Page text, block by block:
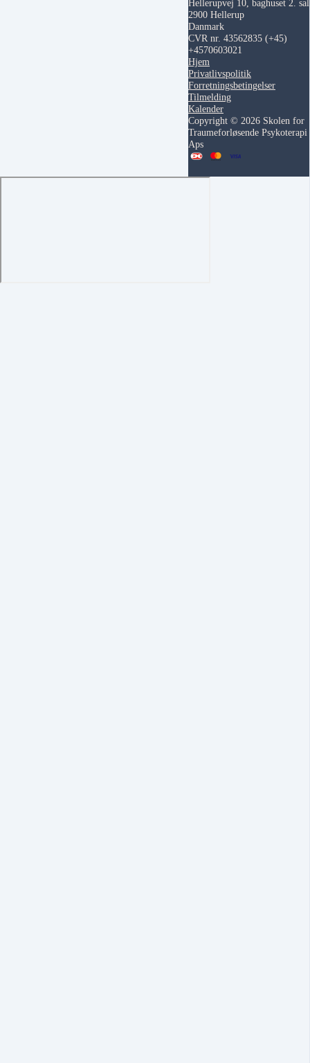
Hellerupvej 10, baghuset 2. sal
2900 Hellerup
Danmark
CVR nr. 43562835 (+45)
+4570603021
Hjem
Privatlivspolitik
Forretningsbetingelser
Tilmelding
Kalender
Copyright © 2026 Skolen for
Traumeforløsende Psykoterapi
Aps